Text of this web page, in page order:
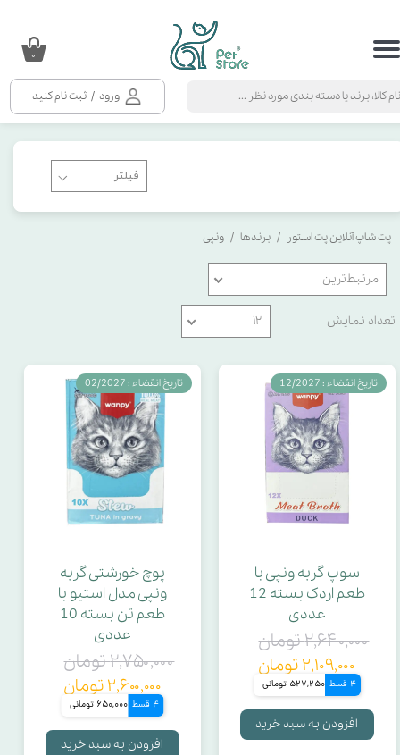
ورود / ثبت نام کنید
حساب کاربری من
سفارشات
۰
پت شاپ آنلاین پت استور برندها ونپی
مرتبط‌ترین
تعداد نمایش ۱۲
سوپ گربه ونپی با
طعم اردک بسته 12
عددی
۲,۶۴۰,۰۰۰ تومان
۲,۱۰۹,۰۰۰ تومان
4 قسط 527,250 تومانی
افزودن به سبد خرید
تاریخ انقضاء : 12/2027
پوچ خورشتی گربه
ونپی مدل استیو با
طعم تن بسته 10
عددی
۲,۷۵۰,۰۰۰ تومان
۲,۶۰۰,۰۰۰ تومان
4 قسط 650,000 تومانی
افزودن به سبد خرید
تاریخ انقضاء : 02/2027